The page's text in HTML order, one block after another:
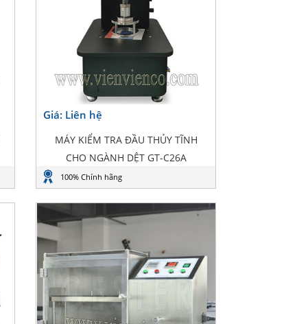
Giá: Liên hệ
MÁY KIỂM TRA ĐẦU THỦY TĨNH
CHO NGÀNH DỆT GT-C26A
100% Chính hãng